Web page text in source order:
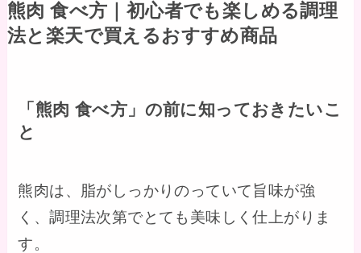
熊肉 食べ方｜初心者でも楽しめる調理
法と楽天で買えるおすすめ商品
「熊肉 食べ方」の前に知っておきたいこ
と
熊肉は、脂がしっかりのっていて旨味が強
く、調理法次第でとても美味しく仕上がりま
す。